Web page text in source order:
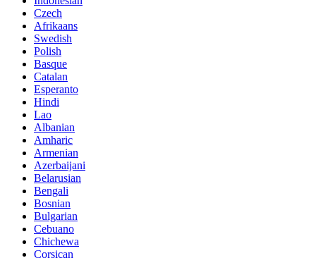
Czech
Afrikaans
Swedish
Polish
Basque
Catalan
Esperanto
Hindi
Lao
Albanian
Amharic
Armenian
Azerbaijani
Belarusian
Bengali
Bosnian
Bulgarian
Cebuano
Chichewa
Corsican